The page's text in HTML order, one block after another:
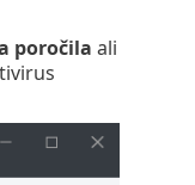
poročila ali